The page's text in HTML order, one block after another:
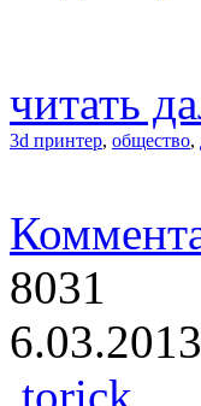
читать
3d принтер, общество,
8031
torick